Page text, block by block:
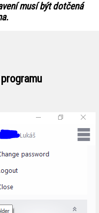
musí být dotčená